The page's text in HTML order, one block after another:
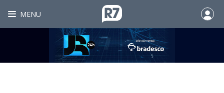
MENU